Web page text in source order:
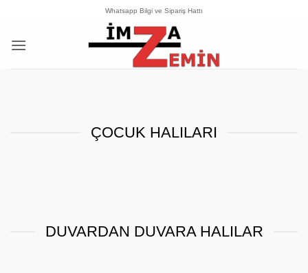
Whatsapp Bilgi ve Sipariş Hattı
ÇOCUK HALILARI
DUVARDAN DUVARA HALILAR